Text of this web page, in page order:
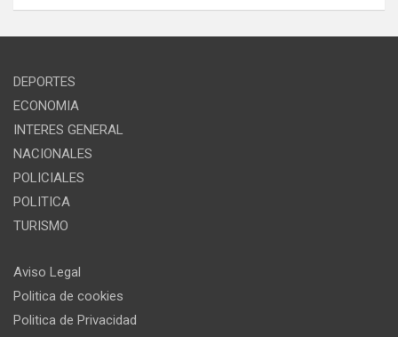
DEPORTES
ECONOMIA
INTERES GENERAL
NACIONALES
POLICIALES
POLITICA
TURISMO
Aviso Legal
Politica de cookies
Politica de Privacidad